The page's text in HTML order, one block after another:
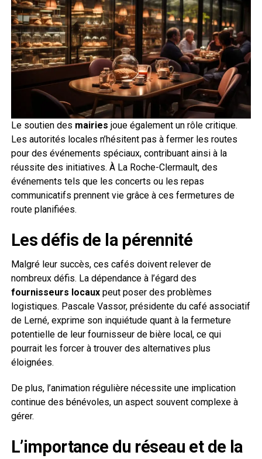
Le soutien des mairies joue également un rôle critique.
Les autorités locales n’hésitent pas à fermer les routes
pour des événements spéciaux, contribuant ainsi à la
réussite des initiatives. À La Roche-Clermault, des
événements tels que les concerts ou les repas
communicatifs prennent vie grâce à ces fermetures de
route planifiées.
Les défis de la pérennité
Malgré leur succès, ces cafés doivent relever de
nombreux défis. La dépendance à l’égard des
fournisseurs locauxpeut poser des problèmes
logistiques. Pascale Vassor, présidente du café associatif
de Lerné, exprime son inquiétude quant à la fermeture
potentielle de leur fournisseur de bière local, ce qui
pourrait les forcer à trouver des alternatives plus
éloignées.
De plus, l’animation régulière nécessite une implication
continue des bénévoles, un aspect souvent complexe à
gérer.
L’importance du réseau et de la